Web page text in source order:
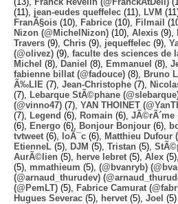
(11), jean-eudes queffelec (11), LVM
FranÃ§ois (10), Fabrice (10), Filmail
Nizon (@MichelNizon) (10), Alexis (9),
Travers (9), Chris (9), jequeffelec (9),
(@olivez) (9), faculte des sciences de
Michel (8), Daniel (8), Emmanuel (8),
fabienne billat (@fadouce) (8), Bruno
Ã‰LIE (7), Jean-Christophe (7),
(7),
Lebarque StÃ©phane
(@vinno47) (7), YAN THOINET
(7),
Legend (6), Romain (6), JÃ©rÃ´me
(6),
Energo (6), Bonjour Bonjour (6),
tvtweet (6), loÃ¯c (6), Matthieu Dufour
EtienneL (5), DJM (5), Tristan (5),
AurÃ©lien (5), herve lebret (5), Alex (5),
(5), mmathieum (5), (@bvanryb)
(@arnaud_thurudev)
(@PemLT) (5), Fabrice Camurat
Hugues Severac (5), hervet (5), Joel (5)